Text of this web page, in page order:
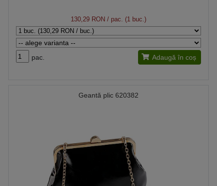
130,29 RON / pac. (1 buc.)
pac. Adaugă în coș
Geantă plic 620382